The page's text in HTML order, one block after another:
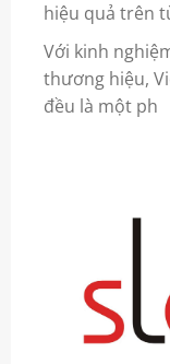
hiệu quả trên
Với kinh
thương hiệu,
đều là một ph